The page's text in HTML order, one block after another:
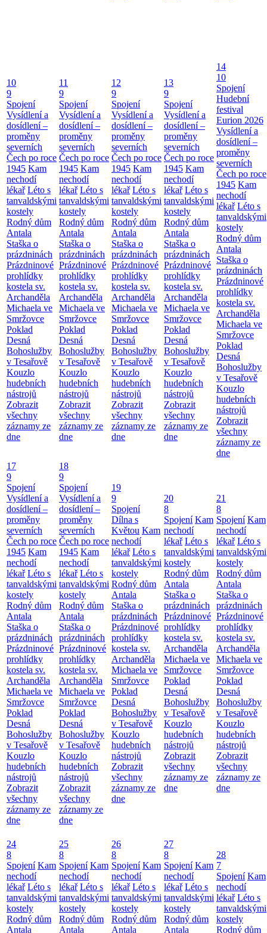
10
9
Spojení
Vysídlení a
dosídlení –
proměny
severních
Čech po roce
1945 Kam
nechodí
lékař Léto s
tanvaldskými
kostely
Rodný dům
Antala
Staška o
prázdninách
Prázdninové
prohlídky
kostela sv.
Archanděla
Michaela ve
Smržovce
Poklad
Desná
Bohoslužby
v Tesařově
Kouzlo
hudebních
nástrojů
Zobrazit
všechny
záznamy ze
dne
11
9
Spojení
Vysídlení a
dosídlení –
proměny
severních
Čech po roce
1945 Kam
nechodí
lékař Léto s
tanvaldskými
kostely
Rodný dům
Antala
Staška o
prázdninách
Prázdninové
prohlídky
kostela sv.
Archanděla
Michaela ve
Smržovce
Poklad
Desná
Bohoslužby
v Tesařově
Kouzlo
hudebních
nástrojů
Zobrazit
všechny
záznamy ze
dne
12
9
Spojení
Vysídlení a
dosídlení –
proměny
severních
Čech po roce
1945 Kam
nechodí
lékař Léto s
tanvaldskými
kostely
Rodný dům
Antala
Staška o
prázdninách
Prázdninové
prohlídky
kostela sv.
Archanděla
Michaela ve
Smržovce
Poklad
Desná
Bohoslužby
v Tesařově
Kouzlo
hudebních
nástrojů
Zobrazit
všechny
záznamy ze
dne
13
9
Spojení
Vysídlení a
dosídlení –
proměny
severních
Čech po roce
1945 Kam
nechodí
lékař Léto s
tanvaldskými
kostely
Rodný dům
Antala
Staška o
prázdninách
Prázdninové
prohlídky
kostela sv.
Archanděla
Michaela ve
Smržovce
Poklad
Desná
Bohoslužby
v Tesařově
Kouzlo
hudebních
nástrojů
Zobrazit
všechny
záznamy ze
dne
14
10
Spojení
Hudební
festival
Eurion 2026
Vysídlení a
dosídlení –
proměny
severních
Čech po roce
1945 Kam
nechodí
lékař Léto s
tanvaldskými
kostely
Rodný dům
Antala
Staška o
prázdninách
Prázdninové
prohlídky
kostela sv.
Archanděla
Michaela ve
Smržovce
Poklad
Desná
Bohoslužby
v Tesařově
Kouzlo
hudebních
nástrojů
Zobrazit
všechny
záznamy ze
dne
17
9
Spojení
Vysídlení a
dosídlení –
proměny
severních
Čech po roce
1945 Kam
nechodí
lékař Léto s
tanvaldskými
kostely
Rodný dům
Antala
Staška o
prázdninách
Prázdninové
prohlídky
kostela sv.
Archanděla
Michaela ve
Smržovce
Poklad
Desná
Bohoslužby
v Tesařově
Kouzlo
hudebních
nástrojů
Zobrazit
všechny
záznamy ze
dne
18
9
Spojení
Vysídlení a
dosídlení –
proměny
severních
Čech po roce
1945 Kam
nechodí
lékař Léto s
tanvaldskými
kostely
Rodný dům
Antala
Staška o
prázdninách
Prázdninové
prohlídky
kostela sv.
Archanděla
Michaela ve
Smržovce
Poklad
Desná
Bohoslužby
v Tesařově
Kouzlo
hudebních
nástrojů
Zobrazit
všechny
záznamy ze
dne
19
9
Spojení
Dílna s
Květou Kam
nechodí
lékař Léto s
tanvaldskými
kostely
Rodný dům
Antala
Staška o
prázdninách
Prázdninové
prohlídky
kostela sv.
Archanděla
Michaela ve
Smržovce
Poklad
Desná
Bohoslužby
v Tesařově
Kouzlo
hudebních
nástrojů
Zobrazit
všechny
záznamy ze
dne
20
8
Spojení Kam
nechodí
lékař Léto s
tanvaldskými
kostely
Rodný dům
Antala
Staška o
prázdninách
Prázdninové
prohlídky
kostela sv.
Archanděla
Michaela ve
Smržovce
Poklad
Desná
Bohoslužby
v Tesařově
Kouzlo
hudebních
nástrojů
Zobrazit
všechny
záznamy ze
dne
21
8
Spojení Kam
nechodí
lékař Léto s
tanvaldskými
kostely
Rodný dům
Antala
Staška o
prázdninách
Prázdninové
prohlídky
kostela sv.
Archanděla
Michaela ve
Smržovce
Poklad
Desná
Bohoslužby
v Tesařově
Kouzlo
hudebních
nástrojů
Zobrazit
všechny
záznamy ze
dne
24
8
Spojení Kam
nechodí
lékař Léto s
tanvaldskými
kostely
Rodný dům
Antala
25
8
Spojení Kam
nechodí
lékař Léto s
tanvaldskými
kostely
Rodný dům
Antala
26
8
Spojení Kam
nechodí
lékař Léto s
tanvaldskými
kostely
Rodný dům
Antala
27
8
Spojení Kam
nechodí
lékař Léto s
tanvaldskými
kostely
Rodný dům
Antala
28
7
Spojení Kam
nechodí
lékař Léto s
tanvaldskými
kostely
Rodný dům